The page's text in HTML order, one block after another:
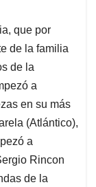
que por
de la familia
de la
a
en su más
(Atlántico),
a
Rincon
de la